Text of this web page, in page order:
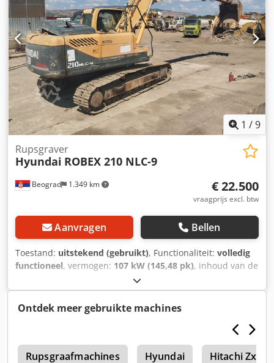
1 /9
Beograd 1.349 km
Rupsgraver
Hyundai ROBEX 210 NLC-9
€ 22.500
vraagprijs excl. btw
Aanvragen Bellen
Toestand: uitstekend (gebruikt), Functionaliteit: volledig
functioneel, vermogen: 107 kW (145,48 pk), inhoud van de
, machine-/voertuignummer:
HHKHZ603PG0000278, de machine is gebruikt, volledig
functioneel Dodpfxsyllc Hs Acfock
Ontdek meer gebruikte machines
Rupsgraafmachines Hyundai Hitachi Zx270